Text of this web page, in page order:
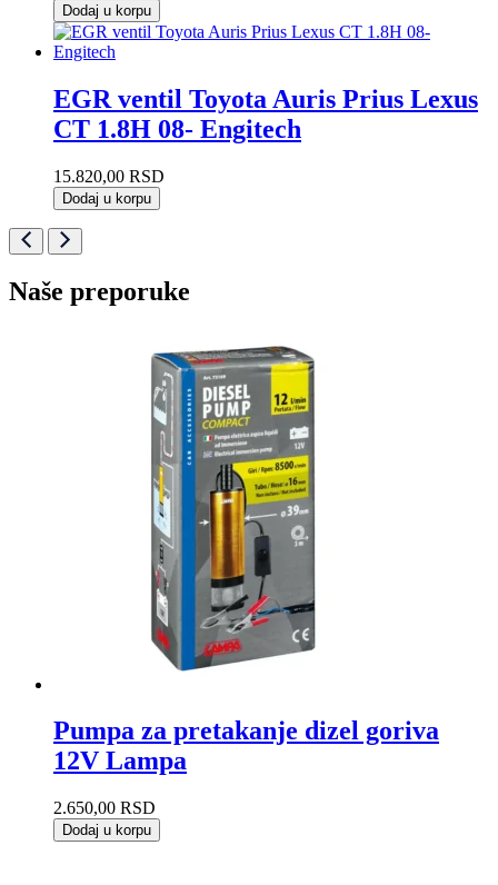
Dodaj u korpu
EGR ventil Toyota Auris Prius Lexus
CT 1.8H 08- Engitech
15.820,00 RSD
Dodaj u korpu
Naše preporuke
Pumpa za pretakanje dizel goriva
12V Lampa
2.650,00 RSD
Dodaj u korpu